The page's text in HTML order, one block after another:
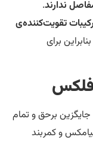
.
تقویت‌کننده‌ی
برای
برحق و تمام
و کمربند